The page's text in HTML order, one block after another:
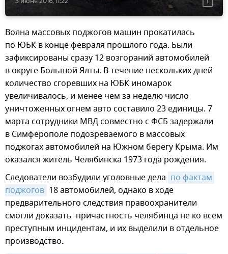
Волна массовых поджогов машин прокатилась
по ЮБК в конце февраля прошлого года. Были
зафиксированы сразу 12 возгораний автомобилей
в округе Большой Ялты. В течение нескольких дней
количество сгоревших на ЮБК иномарок
увеличивалось, и менее чем за неделю число
уничтоженных огнем авто составило 23 единицы. 7
марта сотрудники МВД совместно с ФСБ задержали
в Симферополе подозреваемого в массовых
поджогах автомобилей на Южном берегу Крыма. Им
оказался житель Челябинска 1973 года рождения.
Следователи возбудили уголовные дела по фактам
поджогов 18 автомобилей, однако в ходе
предварительного следствия правоохранители
смогли доказать причастность челябинца не ко всем
преступным инцидентам, и их выделили в отдельное
производство.